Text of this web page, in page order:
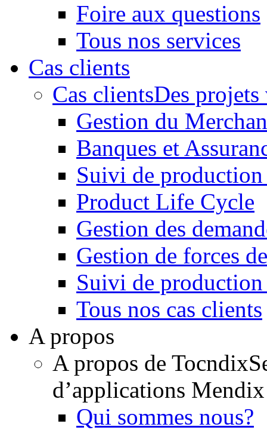
Foire aux questions
Tous nos services
Cas clients
Cas clientsDes projets
Gestion du
Banques et
Suivi de
Product Life Cycle
Gestion des
Gestion de forces
Suivi de
Tous nos cas clients
A propos
A propos de Tocndix
d’applications Mendix
Qui sommes nous?